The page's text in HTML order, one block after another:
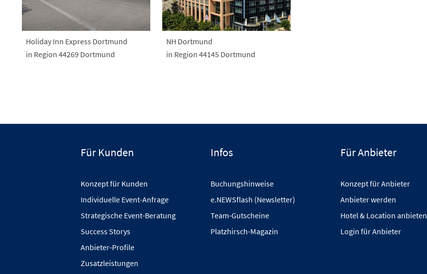
Holiday Inn Express Dortmund
in Region 44269 Dortmund
NH Dortmund
in Region 44145 Dortmund
Für Kunden
Konzept für Kunden
Individuelle Event-Anfrage
Strategische Event-Beratung
Success Storys
Anbieter-Profile
Zusatzleistungen
Infos
Buchungshinweise
e.NEWSflash (Newsletter)
Team-Gutscheine
Platzhirsch-Magazin
Für Anbieter
Konzept für Anbieter
Anbieter werden
Hotel & Location anbieten
Login für Anbieter